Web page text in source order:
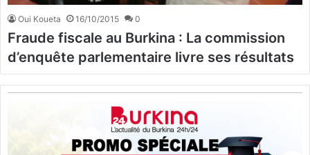
Oui Koueta 16/10/2015 0
Fraude fiscale au Burkina : La commission
d’enquête parlementaire livre ses résultats